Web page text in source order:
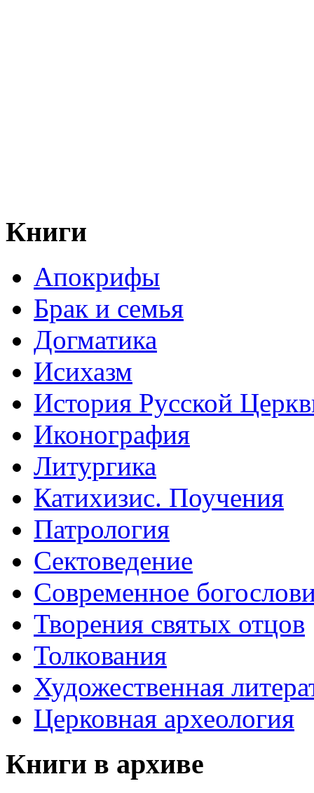
Книги
Апокрифы
Брак и семья
Догматика
Исихазм
История Русской
Иконография
Литургика
Катихизис. Поучения
Патрология
Сектоведение
Современное
Творения святых отцов
Толкования
Художественная
Церковная археология
Книги в архиве